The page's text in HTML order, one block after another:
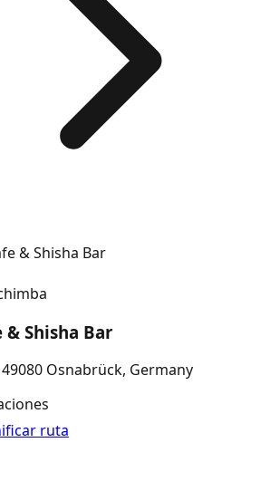
& Shisha Bar
& Shisha Bar
Osnabrück, Germany
ruta